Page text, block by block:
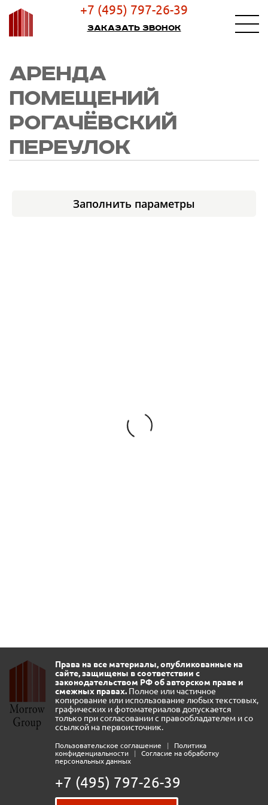
+7 (495) 797-26-39
Заказать звонок
АРЕНДА
ПОМЕЩЕНИЙ
РОГАЧЁВСКИЙ
ПЕРЕУЛОК
Заполнить параметры
Права на все материалы, опубликованные на
сайте, защищены в соответствии с
законодательством РФ об авторском праве и
смежных правах. Полное или частичное
копирование или использование любых текстовых,
графических и фотоматериалов допускается
только при согласовании с правообладателем и со
ссылкой на первоисточник.
Пользовательское соглашение |
Политика
конфиденциальности
|
Согласие на обработку
персональных данных
+7 (495) 797-26-39